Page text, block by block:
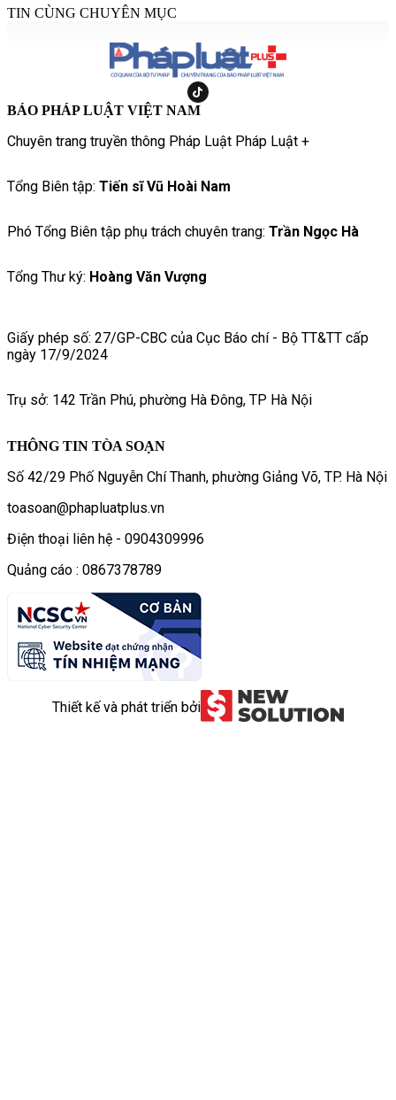
TIN CÙNG CHUYÊN MỤC
BÁO PHÁP LUẬT VIỆT NAM
Chuyên trang truyền thông Pháp Luật Pháp Luật +
Tổng Biên tập: Tiến sĩ Vũ Hoài Nam
Phó Tổng Biên tập phụ trách chuyên trang: Trần Ngọc Hà
Tổng Thư ký: Hoàng Văn Vượng
Giấy phép số: 27/GP-CBC của Cục Báo chí - Bộ TT&TT cấp
ngày 17/9/2024
Trụ sở: 142 Trần Phú, phường Hà Đông, TP Hà Nội
THÔNG TIN TÒA SOẠN
Số 42/29 Phố Nguyễn Chí Thanh, phường Giảng Võ, TP. Hà Nội
toasoan@phapluatplus.vn
Điện thoại liên hệ - 0904309996
Quảng cáo : 0867378789
Thiết kế và phát triển bởi